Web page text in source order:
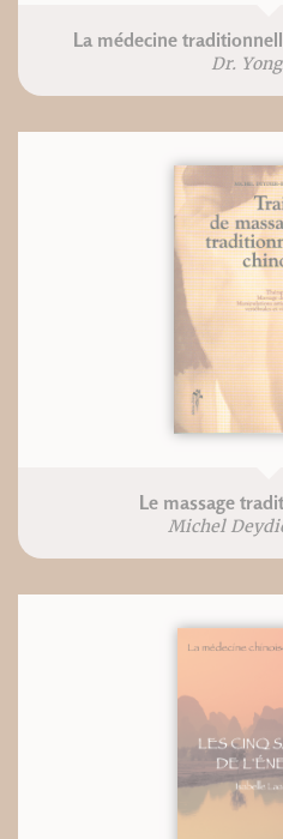
La médecine
Dr.
Le massage
Michel